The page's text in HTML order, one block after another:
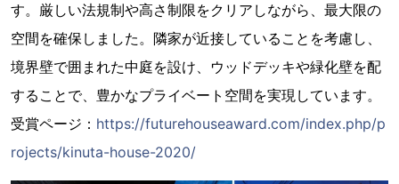
す。厳しい法規制や高さ制限をクリアしながら、最大限の
空間を確保しました。隣家が近接していることを考慮し、
境界壁で囲まれた中庭を設け、ウッドデッキや緑化壁を配
することで、豊かなプライベート空間を実現しています。
受賞ページ： https://futurehouseaward.com/index.php/p
rojects/kinuta-house-2020/